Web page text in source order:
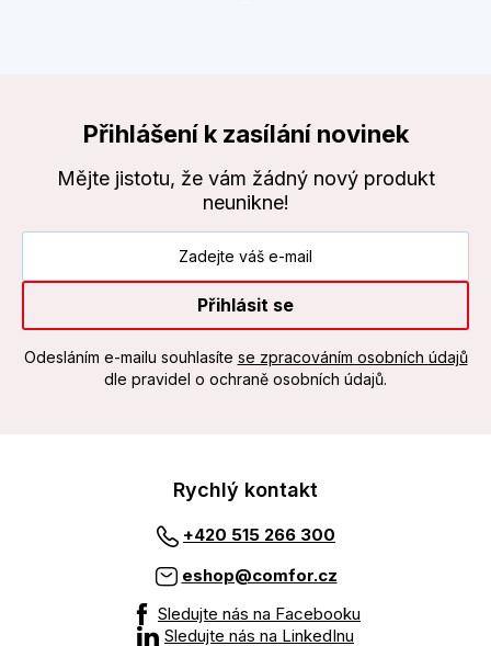
Přihlášení k zasílání novinek
Mějte jistotu, že vám žádný nový produkt
neunikne!
Přihlásit se
Odesláním e-mailu souhlasíte se zpracováním osobních údajů
dle pravidel o ochraně osobních údajů.
Rychlý kontakt
+420 515 266 300
eshop@comfor.cz
Sledujte nás na Facebooku
Sledujte nás na LinkedInu